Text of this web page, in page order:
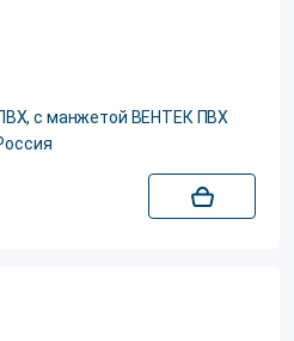
с манжетой ВЕНТЕК ПВХ